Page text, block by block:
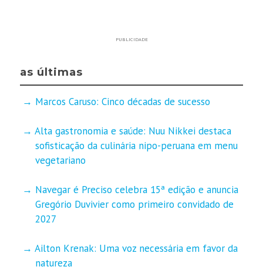
PUBLICIDADE
as últimas
Marcos Caruso: Cinco décadas de sucesso
Alta gastronomia e saúde: Nuu Nikkei destaca
sofisticação da culinária nipo-peruana em menu
vegetariano
Navegar é Preciso celebra 15ª edição e anuncia
Gregório Duvivier como primeiro convidado de
2027
Ailton Krenak: Uma voz necessária em favor da
natureza